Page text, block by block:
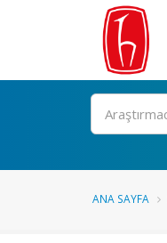
Ara
ANA SAYFA